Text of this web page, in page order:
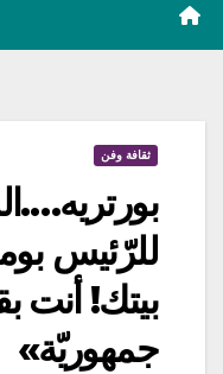
ثقافة وفن
للرّئيس
بيتك! أنت
جمهوريّة»